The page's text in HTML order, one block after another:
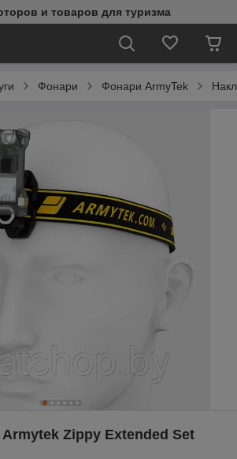
и товаров для туризма
Фонари Фонари ArmyTek
Zippy Extended Set